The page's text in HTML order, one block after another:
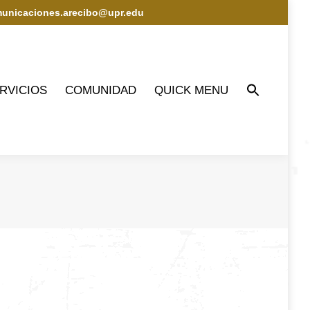
COMUNIDAD QUICK MENU
COMUNIDAD